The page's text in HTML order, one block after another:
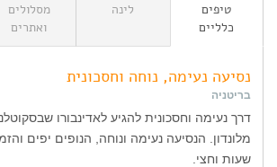
טיפים
כלליים
לינה
מסלולים
ואתרים
נסיעה נעימה, נוחה וחסכונית
בריטניה
דרך נעימה וחסכונית להגיע לאדינבורו
מלונדון. הנסיעה נעימה ונוחה, הנופים יפים
שעות וחצי.